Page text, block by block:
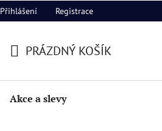
Přihlášení Registrace
KOŠÍK
PRÁZDNÝ KOŠÍK
Akce a slevy